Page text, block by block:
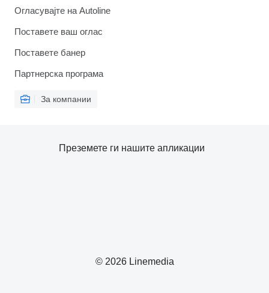
Огласувајте на Autoline
Поставете ваш оглас
Поставете банер
Партнерска програма
За компании
© 2026 Linemedia
Преземете ги нашите апликации